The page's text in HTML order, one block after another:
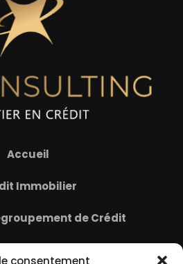
consentement
Accueil
Immobilier
de Crédit